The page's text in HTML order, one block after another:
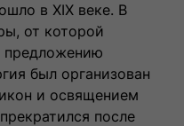
в XIX веке. В
от которой
был организован
и освящением
после